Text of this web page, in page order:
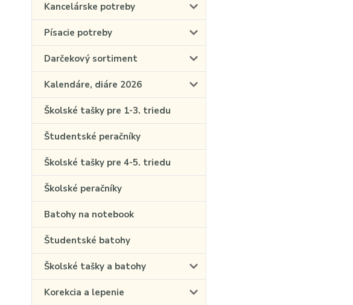
Kancelárske potreby
Písacie potreby
Darčekový sortiment
Kalendáre, diáre 2026
Školské tašky pre 1-3. triedu
Študentské peračníky
Školské tašky pre 4-5. triedu
Školské peračníky
Batohy na notebook
Študentské batohy
Školské tašky a batohy
Korekcia a lepenie